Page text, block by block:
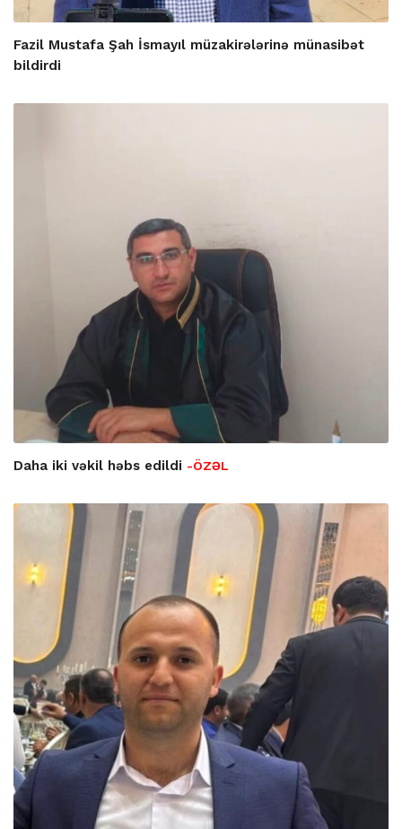
Fazil Mustafa Şah İsmayıl müzakirələrinə münasibət
bildirdi
Daha iki vəkil həbs edildi -ÖZƏL